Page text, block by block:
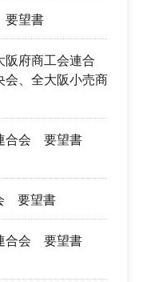
要望書
阪府商工会連合
会、全大阪小売商
合会 要望書
要望書
合会 要望書